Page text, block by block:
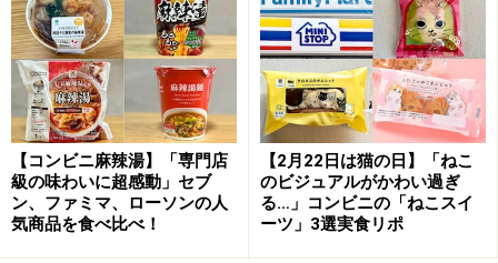
自宅で作る場合は、カップをよく揉んでから、冷たいミルク
をIN！
ピーチフラッペに使われているのは、桃の果肉ソースと
ラズベリーソース、ライチゼリー。ミルクを加えても濃
厚に残る桃の風味に、果肉のジューシー感やライチの高
【コンビニ麻辣湯】「専門店
級の味わいに超感動」セブ
ン、ファミマ、ローソンの人
気商品を食べ比べ！
【2月22日は猫の日】「ねこ
のビジュアルがかわい過ぎ
る…」コンビニの「ねこスイ
ーツ」3選実食リポ